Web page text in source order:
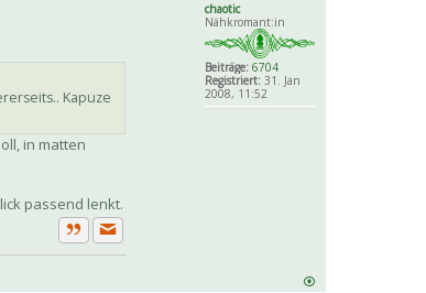
chaotic
Nähkromant:in
Beiträge: 6704
Registriert: 31. Jan
2008, 11:52
Kapuze
in matten
passend lenkt.
ZitatPrivate Nachricht senden